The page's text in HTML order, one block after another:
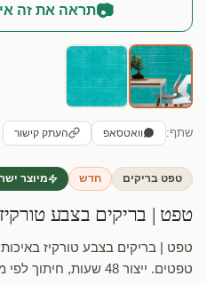
📷תראה את זה
שתף: וואטסאפ העתק קישור
טפט בריקים חדש מיוצר
טפט | בריקים בצבע טורקיז
טפט | בריקים בצבע טורקיז
טפטים. ייצור 48 שעות, חיתוך לפי מידה.